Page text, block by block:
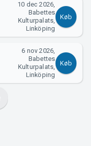
10 dec 2026,
Babettes
Kulturpalats,
Linköping
Køb
6 nov 2026,
Babettes
Kulturpalats,
Linköping
Køb